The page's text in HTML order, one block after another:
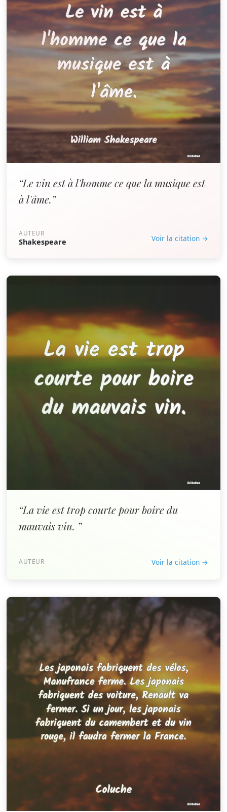
“Le vin est à l'homme ce que la musique est
à l'âme.”
AUTEUR
Shakespeare Voir la citation →
“La vie est trop courte pour boire du
mauvais vin. ”
AUTEUR Voir la citation →